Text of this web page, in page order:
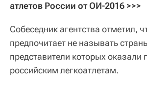
атлетов России от ОИ-2016 >>>
Собеседник агентства отметил,
предпочитает не называть
представители которых оказали
российским легкоатлетам.